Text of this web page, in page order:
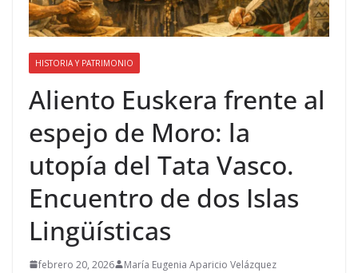
HISTORIA Y PATRIMONIO
Aliento Euskera frente al
espejo de Moro: la
utopía del Tata Vasco.
Encuentro de dos Islas
Lingüísticas
febrero 20, 2026
María Eugenia Aparicio Velázquez